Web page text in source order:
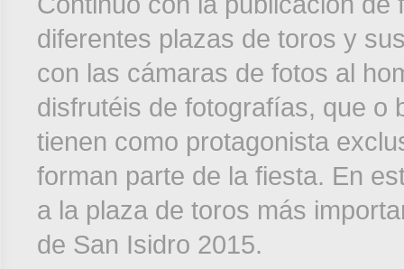
diferentes plazas de toros y
con las cámaras de fotos al
disfrutéis de fotografías, que o
tienen como protagonista
forman parte de la fiesta. En
a la plaza de toros más
de San Isidro 2015.